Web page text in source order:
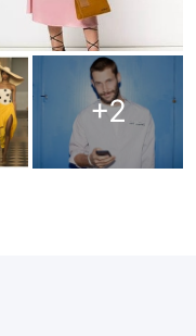
+2